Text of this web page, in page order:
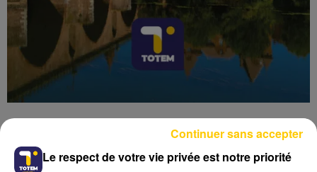
Le respect de votre vie privée est notre priorité
Continuer sans accepter